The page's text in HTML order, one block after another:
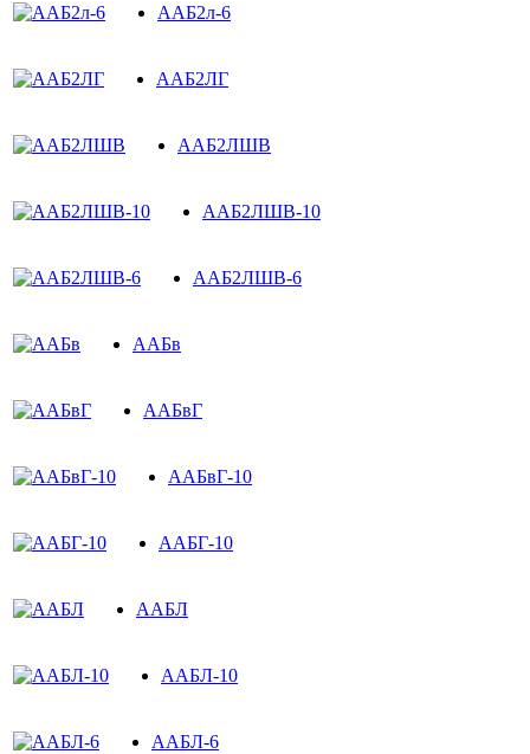
ААБ2л-6
ААБ2ЛГ
ААБ2ЛШВ
ААБ2ЛШВ-10
ААБ2ЛШВ-6
ААБв
ААБвГ
ААБвГ-10
ААБГ-10
ААБЛ
ААБЛ-10
ААБЛ-6